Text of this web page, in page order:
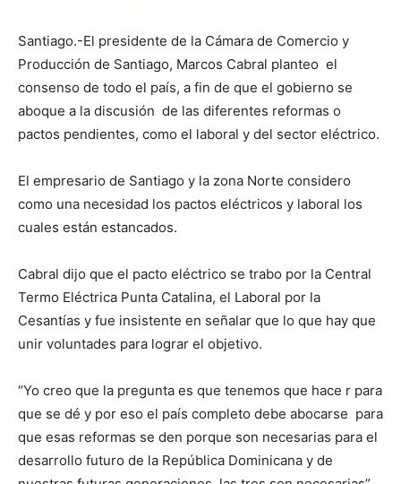
Santiago.-El presidente de la Cámara de Comercio y
Producción de Santiago, Marcos Cabral planteo el
consenso de todo el país, a fin de que el gobierno se
aboque a la discusión de las diferentes reformas o
pactos pendientes, como el laboral y del sector eléctrico.
El empresario de Santiago y la zona Norte considero
como una necesidad los pactos eléctricos y laboral los
cuales están estancados.
Cabral dijo que el pacto eléctrico se trabo por la Central
Termo Eléctrica Punta Catalina, el Laboral por la
Cesantías y fue insistente en señalar que lo que hay que
unir voluntades para lograr el objetivo.
“Yo creo que la pregunta es que tenemos que hace r para
que se dé y por eso el país completo debe abocarse para
que esas reformas se den porque son necesarias para el
desarrollo futuro de la República Dominicana y de